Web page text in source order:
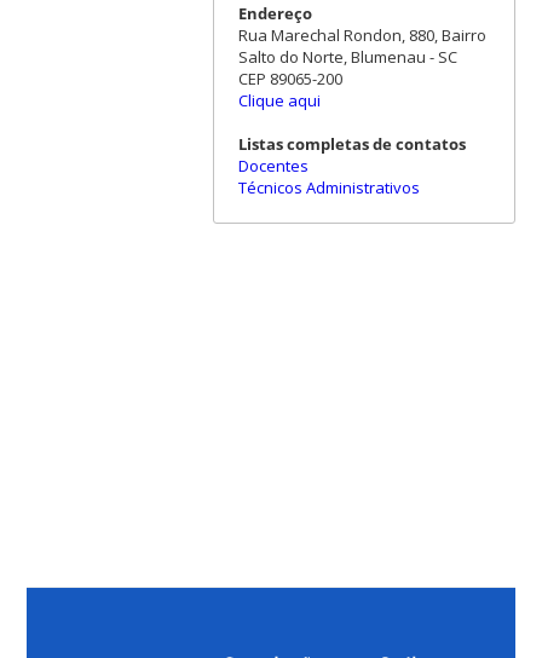
Endereço
Rua Marechal Rondon, 880, Bairro
Salto do Norte, Blumenau - SC
CEP 89065-200
Clique aqui
Listas completas de contatos
Docentes
Técnicos Administrativos